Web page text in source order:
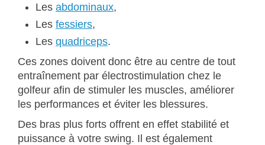
Les abdominaux,
Les fessiers,
Les quadriceps.
Ces zones doivent donc être au centre de tout
entraînement par électrostimulation chez le
golfeur afin de stimuler les muscles, améliorer
les performances et éviter les blessures.
Des bras plus forts offrent en effet stabilité et
puissance à votre swing. Il est également